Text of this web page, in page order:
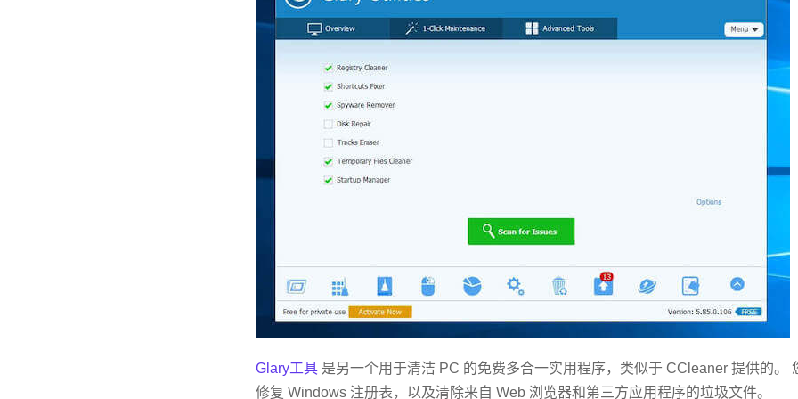
Glary工具 是另一个用于清洁 PC 的免费多合一实用程序，类似于 CCleaner 提供的。
修复 Windows 注册表，以及清除来自 Web 浏览器和第三方应用程序的垃圾文件。